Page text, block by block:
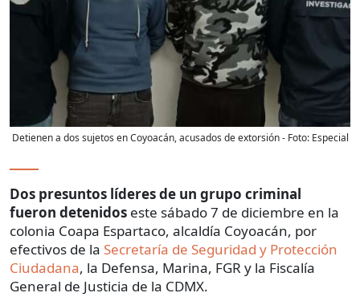
Detienen a dos sujetos en Coyoacán, acusados de extorsión- Foto: Especial
Dos presuntos líderes de un grupo criminal
fueron detenidos este sábado 7 de diciembre en la
colonia Coapa Espartaco, alcaldía Coyoacán, por
efectivos de la Secretaría de Seguridad y Protección
Ciudadana, la Defensa, Marina, FGR y la Fiscalía
General de Justicia de la CDMX.